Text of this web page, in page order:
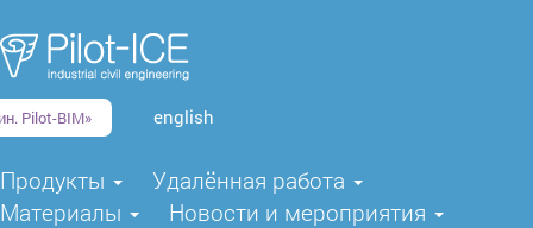
Pilot-BIM» english
Продукты
Удалённая работа
Материалы
Новости и мероприятия